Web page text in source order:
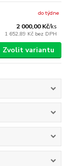
2 000,00 Kč/ks
1 652,89 Kč bez DPH
do týdne
Zvolit variantu